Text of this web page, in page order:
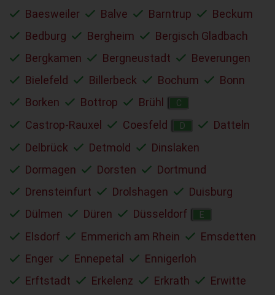
Baesweiler Balve Barntrup
Beckum
Bedburg
Bergheim
Bergisch Gladbach
Bergkamen
Bergneustadt
Beverungen
Bielefeld
Billerbeck Bochum
Bonn
Borken
Bottrop Brühl C
Castrop-Rauxel Coesfeld D
Datteln
Delbrück
Detmold
Dinslaken
Dormagen
Dorsten
Dortmund
Drensteinfurt
Drolshagen
Duisburg
Dülmen
Düren Düsseldorf E
Elsdorf Emmerich am Rhein
Emsdetten
Enger
Ennepetal
Ennigerloh
Erftstadt
Erkelenz Erkrath
Erwitte